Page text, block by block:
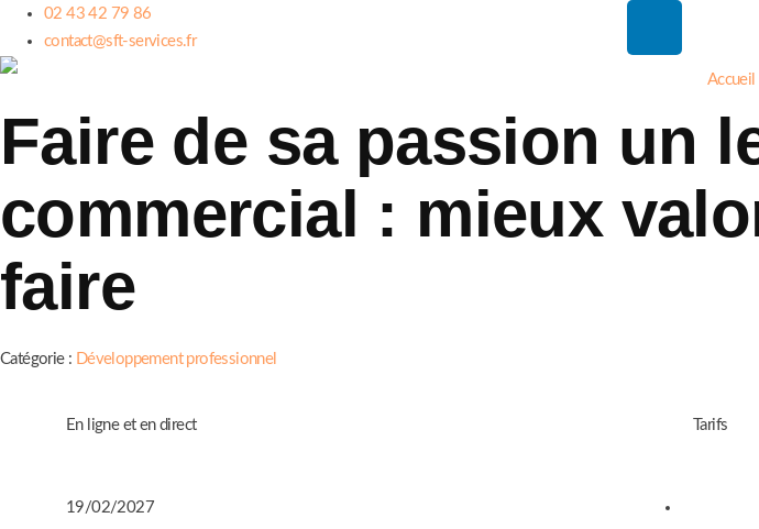
02 43 42 79 86
contact@sft-services.fr
Accueil
Faire de sa passion un
commercial : mieux
faire
Catégorie : Développement professionnel
En ligne et en direct
19/02/2027
Tarifs